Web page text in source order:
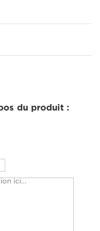
du produit :